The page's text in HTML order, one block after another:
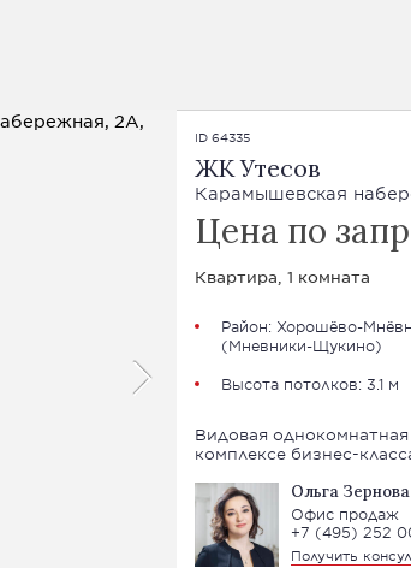
ID 64335
ЖК Утесов
Карамышевская
Цена по
Квартира, 1 комната
Район: Хорошёво-
(Мневники-Щукино)
Высота потолков: 3.1 м
Видовая
комплексе бизнес-
Ольга Зернова
Офис продаж
+7 (495) 252
Получить